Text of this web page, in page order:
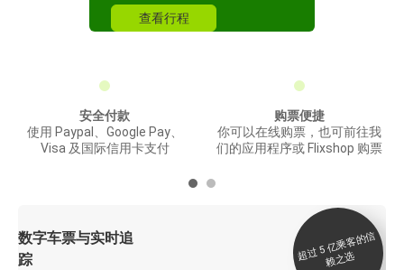
查看行程
安全付款
使用 Paypal、Google Pay、
Visa 及国际信用卡支付
购票便捷
你可以在线购票，也可前往我
们的应用程序或 Flixshop 购票
数字车票与实时追
踪
超
过 5
亿
乘
客
的
信
赖
之
选